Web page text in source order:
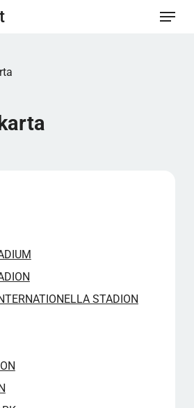
Meny
STADION